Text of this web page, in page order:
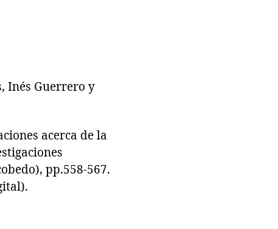
Inés Guerrero y
acerca de la
pp.558-567.